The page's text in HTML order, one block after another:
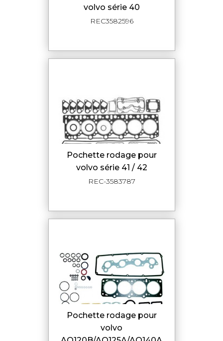
volvo série 40
REC3582596
pochette rodage pour
volvo série 41 / 42
REC-3583787
pochette rodage pour
volvo